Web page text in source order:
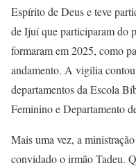
Espírito de Deus e teve
de Ijuí que participaram do
formaram em 2025, como
andamento. A vigília
departamentos da Escola
Feminino e Departamento
Mais uma vez, a
convidado o irmão Tadeu.